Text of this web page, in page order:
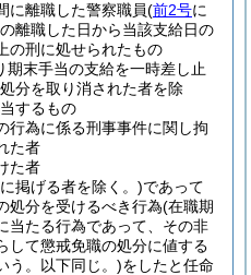
に離職した警察職員(前2号に
離職した日から当該支給日の
の刑に処せられたもの
期末手当の支給を一時差し止
分を取り消された者を除
するもの
行為に係る刑事事件に関し拘
た者
た者
に掲げる者を除く。)であって
処分を受けるべき行為(在職期
当たる行為であって、その非
して懲戒免職の処分に値する
う。以下同じ。)をしたと任命